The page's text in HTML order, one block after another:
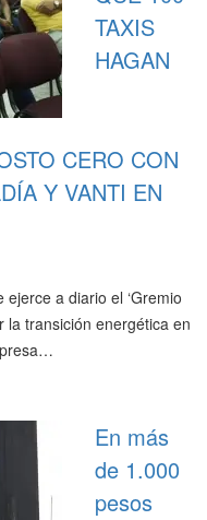
TAXIS
HAGAN
CERO CON
Y VANTI EN
a diario el ‘Gremio
la transición energética en
En más
de 1.000
pesos